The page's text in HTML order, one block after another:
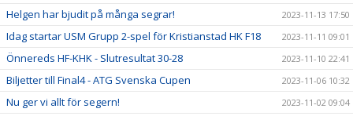
Helgen har bjudit på många segrar! 2023-11-13 17:50
Idag startar USM Grupp 2-spel för Kristianstad HK F18 2023-11-11 09:01
Önnereds HF-KHK - Slutresultat 30-28 2023-11-10 22:41
Biljetter till Final4 - ATG Svenska Cupen 2023-11-06 10:32
Nu ger vi allt för segern! 2023-11-02 09:04